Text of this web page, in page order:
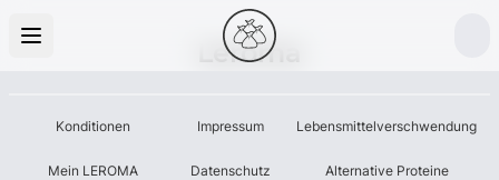
Leroma
Konditionen
Mein LEROMA
Impressum
Datenschutz
Lebensmittelverschwendung
Alternative Proteine